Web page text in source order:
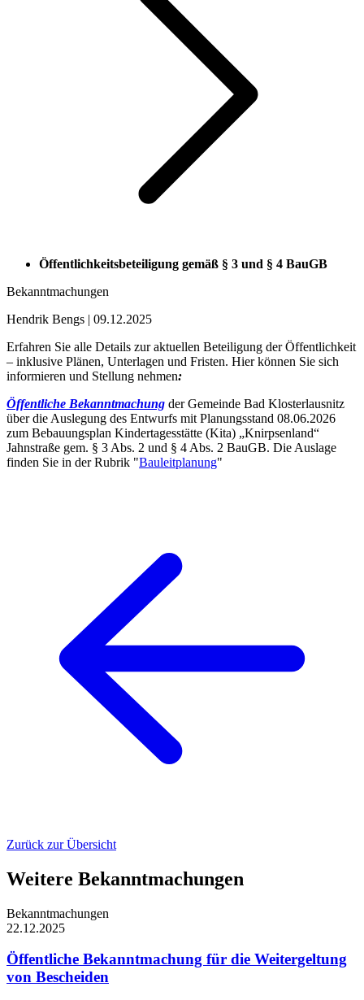
Öffentlichkeitsbeteiligung gemäß § 3 und § 4 BauGB
Bekanntmachungen
Hendrik Bengs | 09.12.2025
Erfahren Sie alle Details zur aktuellen Beteiligung der Öffentlichkeit
– inklusive Plänen, Unterlagen und Fristen. Hier können Sie sich
informieren und Stellung nehmen:
Öffentliche Bekanntmachung der Gemeinde Bad Klosterlausnitz
über die Auslegung des Entwurfs mit Planungsstand 08.06.2026
zum Bebauungsplan Kindertagesstätte (Kita) „Knirpsenland“
Jahnstraße gem. § 3 Abs. 2 und § 4 Abs. 2 BauGB. Die Auslage
finden Sie in der Rubrik "Bauleitplanung"
Zurück zur Übersicht
Weitere Bekanntmachungen
Bekanntmachungen
22.12.2025
Öffentliche Bekanntmachung für die Weitergeltung
von Bescheiden